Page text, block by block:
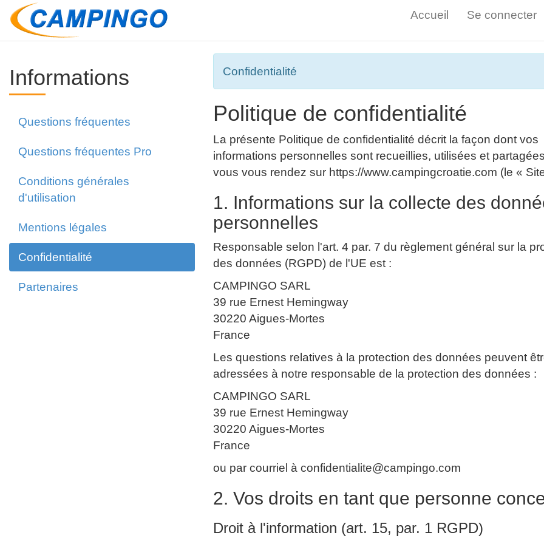
Accueil Se connecter
Informations
Questions fréquentes
Questions fréquentes Pro
Conditions générales
d'utilisation
Mentions légales
Confidentialité
Partenaires
Confidentialité
Politique de confidentialité
La présente Politique de confidentialité décrit la façon dont vos
informations personnelles sont recueillies, utilisées et
vous vous rendez sur https://www.campingcroatie.com (le «
1. Informations sur la collecte des
personnelles
Responsable selon l'art. 4 par. 7 du règlement général sur la
des données (RGPD) de l'UE est :
CAMPINGO SARL
39 rue Ernest Hemingway
30220 Aigues-Mortes
France
Les questions relatives à la protection des données peuvent
adressées à notre responsable de la protection des données :
CAMPINGO SARL
39 rue Ernest Hemingway
30220 Aigues-Mortes
France
ou par courriel à confidentialite@campingo.com
2. Vos droits en tant que personne
Droit à l'information (art. 15, par. 1 RGPD)